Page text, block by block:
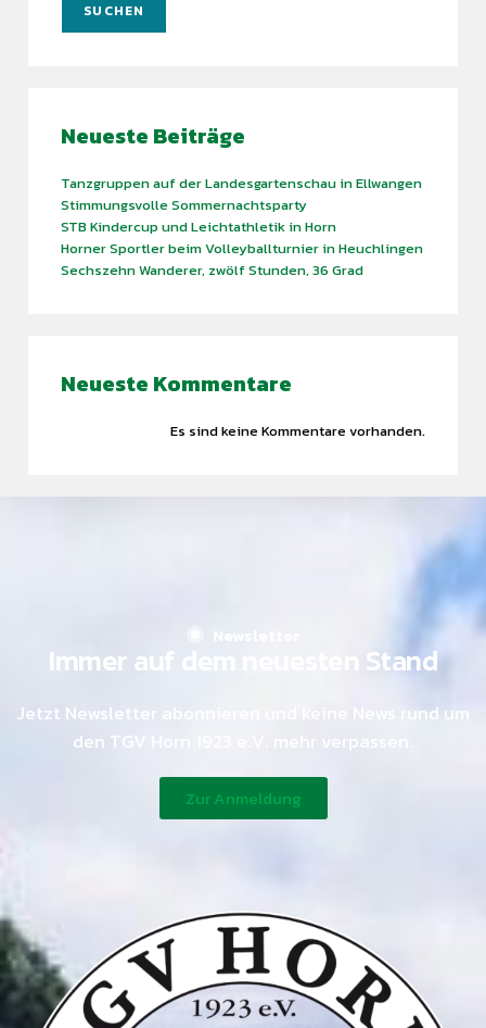
SUCHEN
Neueste Beiträge
Tanzgruppen auf der Landesgartenschau in Ellwangen
Stimmungsvolle Sommernachtsparty
STB Kindercup und Leichtathletik in Horn
Horner Sportler beim Volleyballturnier in Heuchlingen
Sechszehn Wanderer, zwölf Stunden, 36 Grad
Neueste Kommentare
Es sind keine Kommentare vorhanden.
difference.
GET IN TOUCH
Newsletter
Immer auf dem neuesten Stand
Jetzt Newsletter abonnieren und keine News rund um
den TGV Horn 1923 e.V. mehr verpassen.
Zur Anmeldung